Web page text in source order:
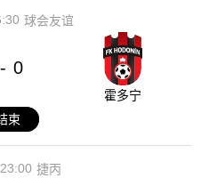
球会友谊
- 0
霍多宁
束
23:00 捷丙